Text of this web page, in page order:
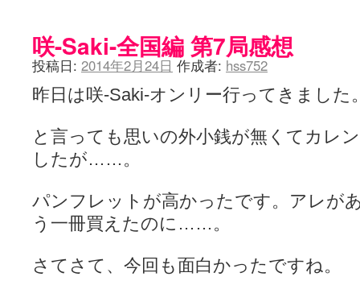
のよーなのよー - 咲-Saki- / 咲十夜 第四夜 (11:00)
Yaranakya » 咲-Saki- / 国際最萌リーグは園城寺怜ちゃんに一票を入れ
おもちがなくてもだいじょうぶ / 咲と照の確執【プリン】
咲-Saki-の舞台が特定されたら、行くしかないでしょ / ブログを引っ越
りりーがーる（仮） / 虎姫 カラオケ編っぽい小ネタ
(10:29)
おっきするー咲ブログ / side-A VS side-B 野球対決 (10:30)
フリテンリーチで流して / 姫松高校についてのいくらかの考察 (09:03)
オレのぞん / 咲さんのお誕生日です （ギリギリ）
遊び半分 / もうすぐ８月も終わり
咲-Saki-ほんだし / 咲-Saki- 第128局 「涼風」 感想 (11:54)
咲-Saki-麻雀録 / 台風に強そうな咲キャラ
妄言郷 / 咲-Saki- 第129局「契機」感想 (16:01)
咲-Saki-全国編 第7局感想
投稿日: 2014年2月24日 作成者: hss752
昨日は咲-Saki-オンリー行ってきました
と言っても思いの外小銭が無くてカレ
したが……。
パンフレットが高かったです。アレが
う一冊買えたのに……。
さてさて、今回も面白かったですね。